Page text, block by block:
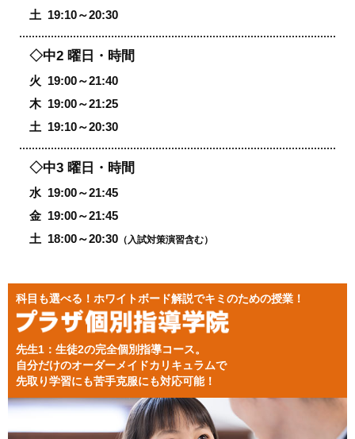
土 19:10～20:30
◇中2 曜日・時間
火 19:00～21:40
木19:00～21:25
土 19:10～20:30
◇中3 曜日・時間
水19:00～21:45
金 19:00～21:45
土 18:00～20:30 （入試対策演習含む）
科目も選べる！ホワイトボード解説でキミのための授業！
先生1：生徒2の完全個別指導コース。
自分だけのオーダーメイドカリキュラムで
先取り学習にも苦手克服にも対応可能！